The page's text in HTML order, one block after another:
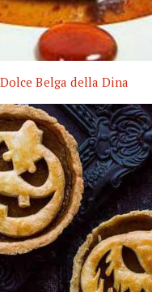
Belga della Dina